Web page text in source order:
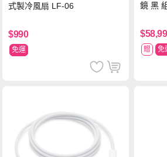
式製冷風扇 LF-06
$990
免運
鏡 黑
贈 免